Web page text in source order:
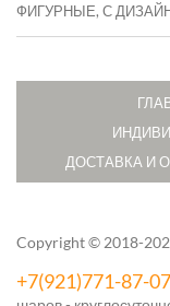
ФИГУРНЫЕ, С
ДОСТАВКА И
Copyright © 2018-
+7(921)771-87-07